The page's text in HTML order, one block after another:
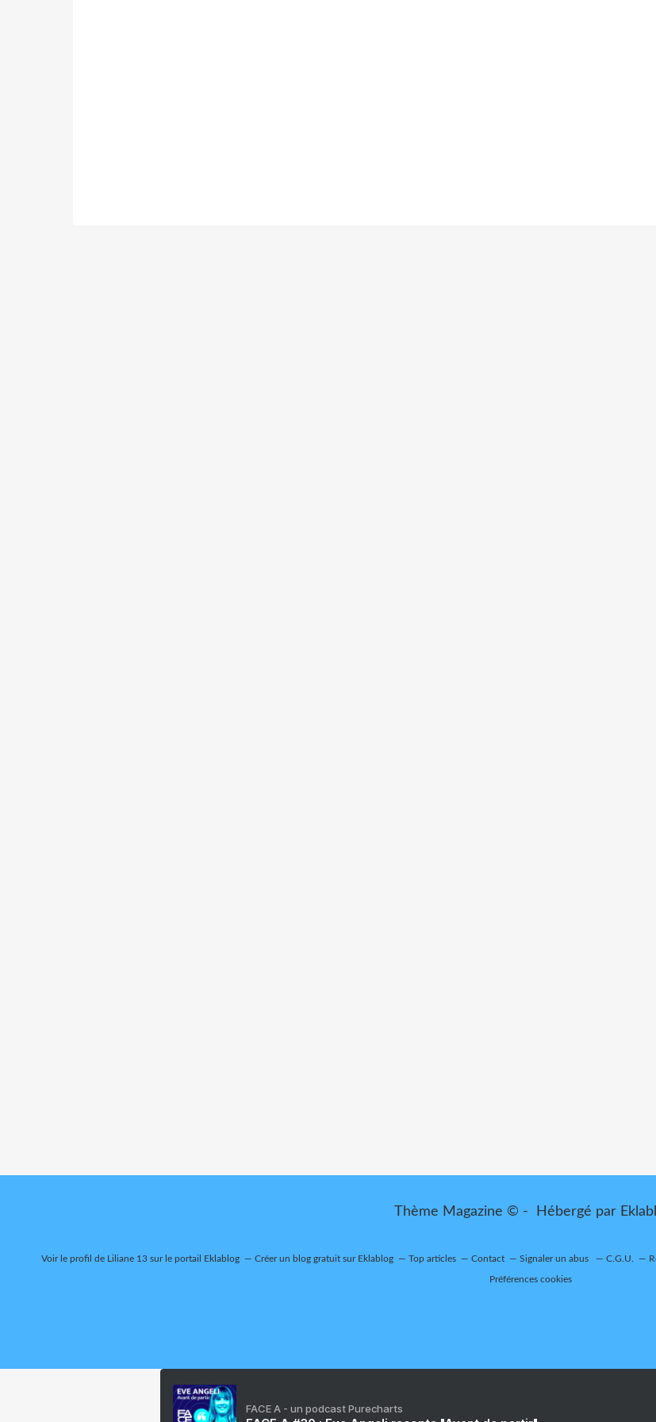
Thème Magazine © - Hébergé par
Voir le profil de Liliane 13 sur le portail Eklablog Créer un blog gratuit sur Eklablog Top articles Contact Signaler un abus C.G.U.
Préférences cookies
FACE A - un podcast Purecharts